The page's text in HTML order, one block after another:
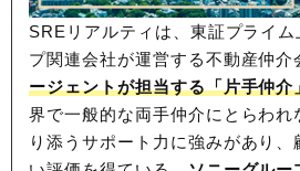
SREリアルティは、東証プライ
プ関連会社が運営する不動産仲介
ージェントが担当する「片手仲介
界で一般的な両手仲介にとらわれ
り添うサポート力に強みがあり